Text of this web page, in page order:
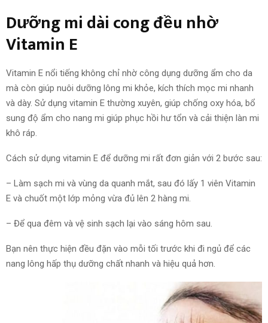
Dưỡng mi dài cong đều nhờ
Vitamin E
Vitamin E nổi tiếng không chỉ nhờ công dụng dưỡng ẩm cho da
mà còn giúp nuôi dưỡng lông mi khỏe, kích thích mọc mi nhanh
và dày. Sử dụng vitamin E thường xuyên, giúp chống oxy hóa, bổ
sung độ ẩm cho nang mi giúp phục hồi hư tổn và cải thiện làn mi
khô ráp.
Cách sử dụng vitamin E để dưỡng mi rất đơn giản với 2 bước sau:
– Làm sạch mi và vùng da quanh mắt, sau đó lấy 1 viên Vitamin
E và chuốt một lớp mỏng vừa đủ lên 2 hàng mi.
– Để qua đêm và vệ sinh sạch lại vào sáng hôm sau.
Bạn nên thực hiện đều đặn vào mỗi tối trước khi đi ngủ để các
nang lông hấp thụ dưỡng chất nhanh và hiệu quả hơn.